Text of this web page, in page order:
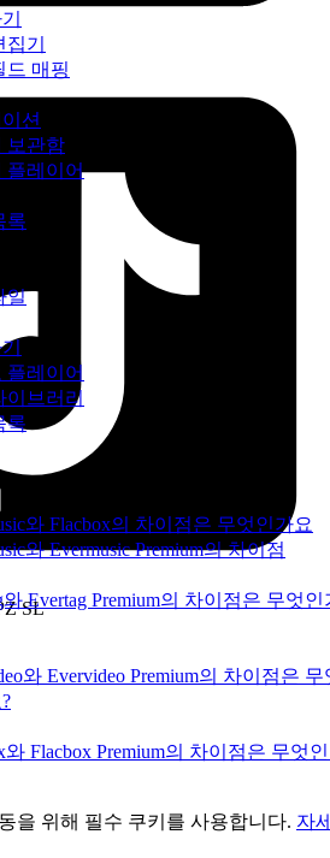
기
드 매핑
션
보관함
플레이어
록
일
플레이어
이브러리
록
와 Flacbox의 차이점은 무엇인가요
와 Evermusic Premium의 차이점
와 Evertag Premium의 차이점은 무엇인
와 Evervideo Premium의 차이점은 무
와 Flacbox Premium의 차이점은 무엇
을 위해 필수 쿠키를 사용합니다. 자
SL